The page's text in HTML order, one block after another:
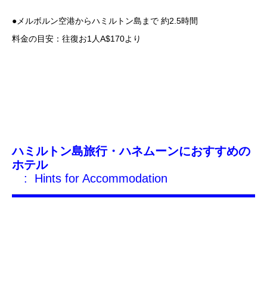
●メルボルン空港からハミルトン島まで 約2.5時間
料金の目安：往復お1人A$170より
ハミルトン島旅行・ハネムーンにおすすめの
ホテル
: Hints for Accommodation